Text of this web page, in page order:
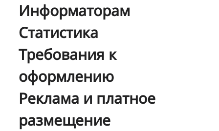
Информаторам
Статистика
Требования к
оформлению
Реклама и платное
размещение